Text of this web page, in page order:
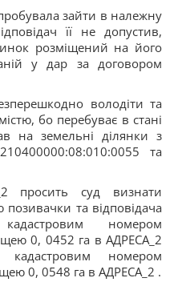
зайти в належну
її не допустив,
розміщений на його
у дар за договором
володіти та
бо перебуває в стані
на земельні ділянки з
та
просить суд визнати
та відповідача
номером
0, 0452 га в АДРЕСА_2
номером
0, 0548 га в АДРЕСА_2 .